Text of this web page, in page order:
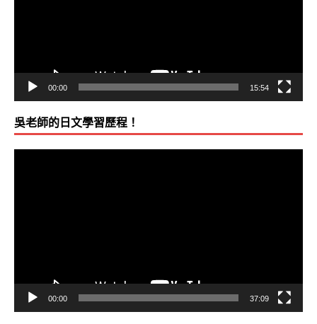
00:00 15:54
吳老師的日文學習歷程！
00:00 37:09